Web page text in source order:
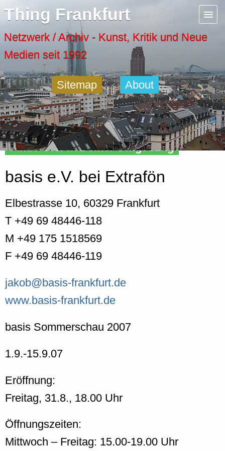
Thing Frankfurt
Netzwerk / Archiv - Kunst, Kritik und Neue
Medien seit 1992
Sitemap About
Finde Orte in Deiner Umgebung
basis e.V. bei Extrafön
Elbestrasse 10, 60329 Frankfurt
T +49 69 48446-118
M +49 175 1518569
F +49 69 48446-119
jakob@basis-frankfurt.de
www.basis-frankfurt.de
basis Sommerschau 2007
1.9.-15.9.07
Eröffnung:
Freitag, 31.8., 18.00 Uhr
Öffnungszeiten:
Mittwoch – Freitag: 15.00-19.00 Uhr
Menu
Artspaces
Cool Places
Frankfurt Diary
Activity
Recent Posts
Home